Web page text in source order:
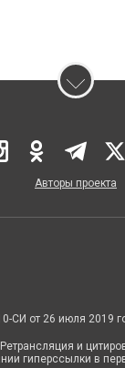
Авторы проекта
СИ от 26 июля 2019
и
гиперссылки в